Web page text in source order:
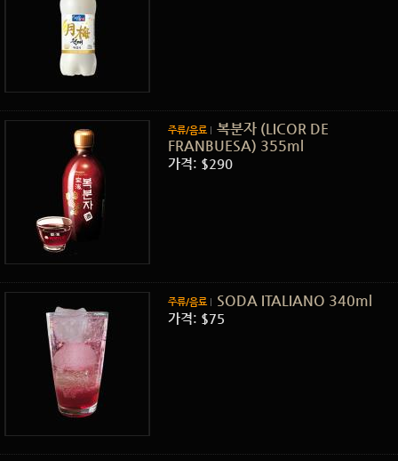
주류/음료
복분자 (LICOR DE
FRANBUESA) 355ml
가격: $290
주류/음료 SODA ITALIANO 340ml
가격: $75